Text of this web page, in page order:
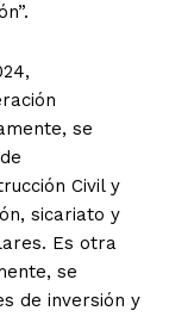
se
Civil y
sicariato y
Es otra
se
de inversión y